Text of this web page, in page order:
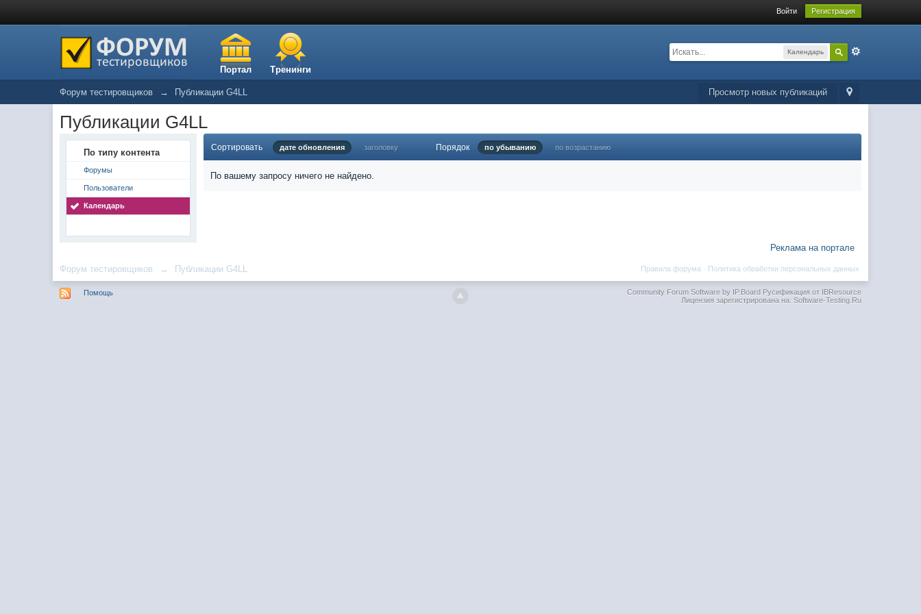
Войти Регистрация
Портал Тренинги
Календарь
Просмотр новых публикаций
Форум тестировщиков → Публикации G4LL
Публикации G4LL
По типу контента
Форумы
Пользователи
Календарь
Сортировать дате обновления заголовку Порядок по убыванию по возрастанию
По вашему запросу ничего не найдено.
Реклама на портале
Форум тестировщиков → Публикации G4LL Политика обработки персональных данных
Правила форума ·
Помощь Community Forum Software by IP.BoardРусификация от IBResource
Лицензия зарегистрирована на: Software-Testing.Ru